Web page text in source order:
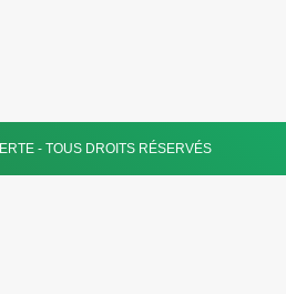
- TOUS DROITS RÉSERVÉS